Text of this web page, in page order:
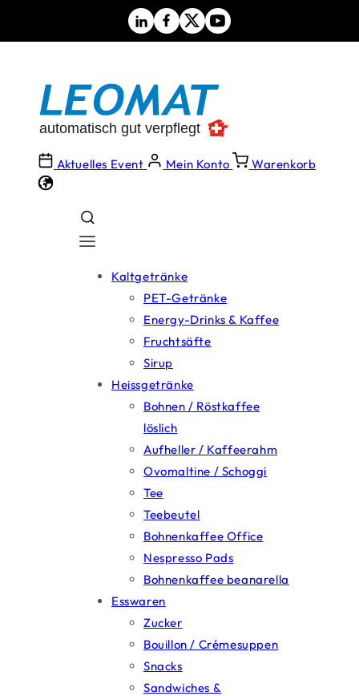
Aktuelles Event Mein Konto Warenkorb
Kaltgetränke
PET-Getränke
Energy-Drinks & Kaffee
Fruchtsäfte
Sirup
Heissgetränke
Bohnen / Röstkaffee
löslich
Aufheller / Kaffeerahm
Ovomaltine / Schoggi
Tee
Teebeutel
Bohnenkaffee Office
Nespresso Pads
Bohnenkaffee beanarella
Esswaren
Zucker
Bouillon / Crémesuppen
Snacks
Sandwiches &